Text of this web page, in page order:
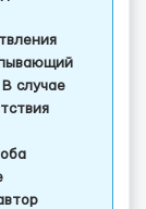
случае